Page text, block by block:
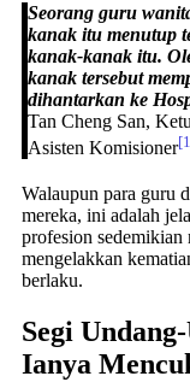
Seorang guru
kanak itu menutup
kanak-kanak itu.
kanak tersebut
dihantarkan ke
Tan Cheng San,
Asisten Komisioner
Walaupun para guru
mereka, ini adalah
profesion sedemikian
mengelakkan
berlaku.
Segi
Ianya